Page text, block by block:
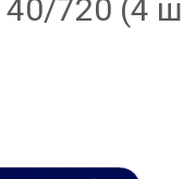
720 (4